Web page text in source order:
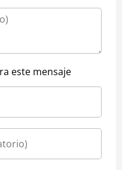
este mensaje